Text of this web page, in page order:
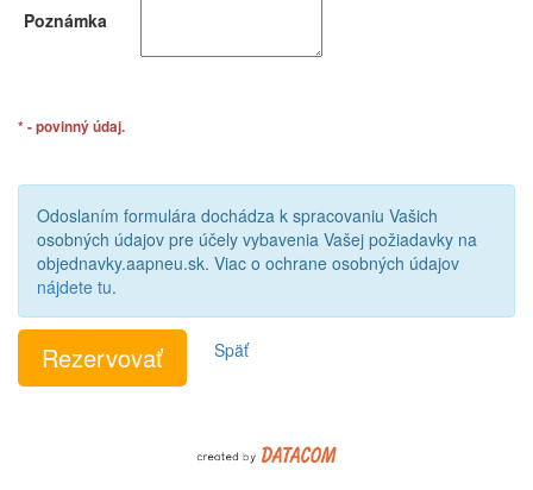
Poznámka
* - povinný údaj.
Odoslaním formulára dochádza k spracovaniu Vašich
osobných údajov pre účely vybavenia Vašej požiadavky na
objednavky.aapneu.sk. Viac o ochrane osobných údajov
nájdete tu.
Späť